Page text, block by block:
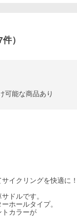
件）
可能な商品あり
イクリングを快適に！
ドルです。
ホールタイプ。
トカラーが